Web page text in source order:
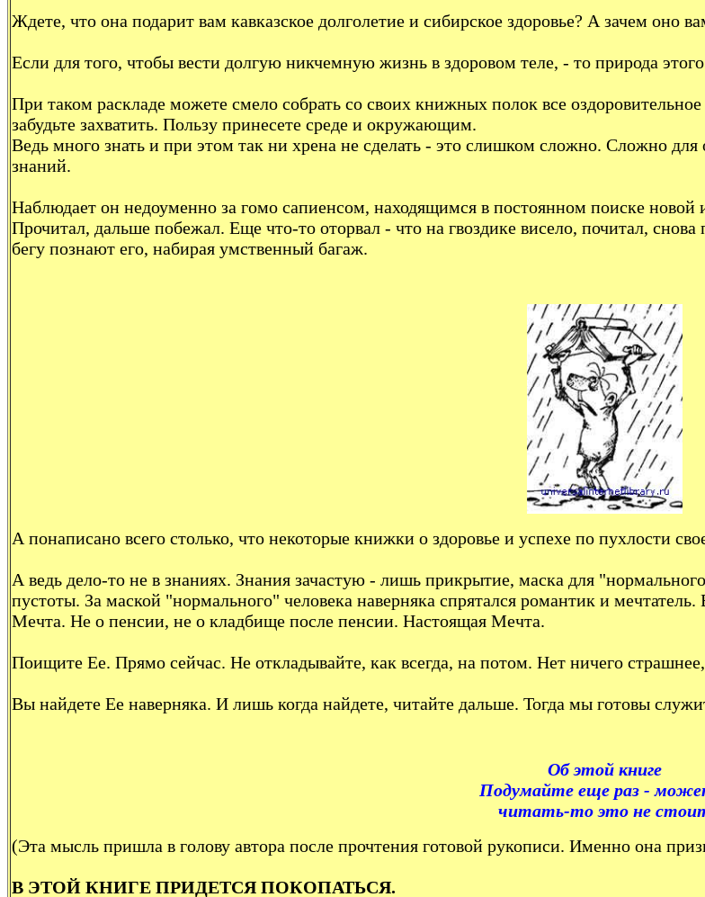
Ждете, что она подарит вам кавказское долголетие и сибирское здоровье? А зачем оно
Если для того, чтобы вести долгую никчемную жизнь в здоровом теле, - то природа
При таком раскладе можете смело собрать со своих книжных полок все
забудьте захватить. Пользу принесете среде и окружающим.
Ведь много знать и при этом так ни хрена не сделать - это слишком сложно. Сложно
знаний.
Наблюдает он недоуменно за гомо сапиенсом, находящимся в постоянном поиске
Прочитал, дальше побежал. Еще что-то оторвал - что на гвоздике висело, почитал,
бегу познают его, набирая умственный багаж.
А понаписано всего столько, что некоторые книжки о здоровье и успехе по пухлости
А ведь дело-то не в знаниях. Знания зачастую - лишь прикрытие, маска для
пустоты. За маской "нормального" человека наверняка спрятался романтик и
Мечта. Не о пенсии, не о кладбище после пенсии. Настоящая Мечта.
Поищите Ее. Прямо сейчас. Не откладывайте, как всегда, на потом. Нет ничего
Вы найдете Ее наверняка. И лишь когда найдете, читайте дальше. Тогда мы готовы
Об этой книге
Подумайте еще раз -
читать-то это не
(Эта мысль пришла в голову автора после прочтения готовой рукописи. Именно она
В ЭТОЙ КНИГЕ ПРИДЕТСЯ ПОКОПАТЬСЯ.